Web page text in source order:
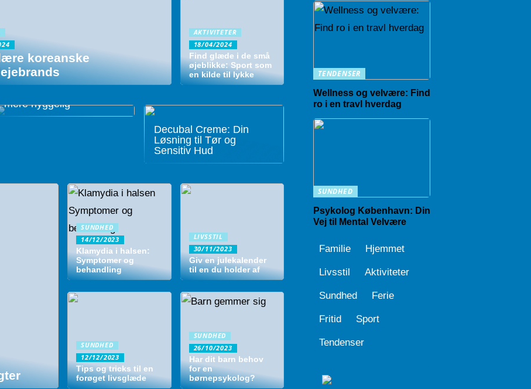
koreanske
AKTIVITETER
18/04/2024
Find glæde i de små
øjeblikke: Sport som
en kilde til lykke
Sådan kan du gøre
mere hyggelig
Decubal Creme: Din
Løsning til Tør og
Sensitiv Hud
SUNDHED
14/12/2023
Klamydia i halsen:
Symptomer og
behandling
SUNDHED
12/12/2023
Tips og tricks til en
forøget livsglæde
LIVSSTIL
30/11/2023
Giv en julekalender
til en du holder af
SUNDHED
26/10/2023
Har dit barn behov
for en
børnepsykolog?
TENDENSER
Wellness og velvære: Find
ro i en travl hverdag
SUNDHED
Psykolog København: Din
Vej til Mental Velvære
Familie Hjemmet
Livsstil Aktiviteter
Sundhed Ferie
Fritid Sport
Tendenser